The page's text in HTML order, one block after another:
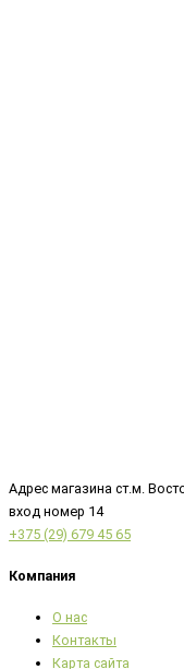
Адрес магазина ст.м.
вход номер 14
+375 (29) 679 45 65
Компания
О нас
Контакты
Карта сайта